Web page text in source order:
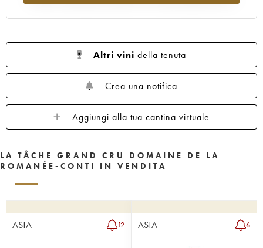
1957
1956 1955 1953
1952
1951
1950 1949 1948
1947
1945 1943 1942
1937
Altri vini della tenuta
Crea una notifica
Aggiungi alla tua cantina virtuale
LA TÂCHE GRAND CRU DOMAINE DE LA
ROMANÉE-CONTI IN VENDITA
ASTA 12 ASTA 6